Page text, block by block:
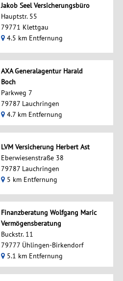
Jakob Seel Versicherungsbüro
Hauptstr. 55
79771 Klettgau
4.5 km Entfernung
AXA Generalagentur Harald
Boch
Parkweg 7
79787 Lauchringen
4.7 km Entfernung
LVM Versicherung Herbert Ast
Eberwiesenstraße 38
79787 Lauchringen
5 km Entfernung
Finanzberatung Wolfgang Maric
Vermögensberatung
Buckstr. 11
79777 Ühlingen-Birkendorf
5.1 km Entfernung